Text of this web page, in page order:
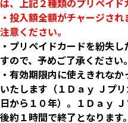
・投入額全額がチャージさ
注意ください。
・プリペイドカードを紛失
すので、予めご了承ください。
・有効期限内に使えきれな
いたします（１Ｄａｙ Ｊプ
日から１０年）。１Ｄａｙ
後約１時間で終了となります。